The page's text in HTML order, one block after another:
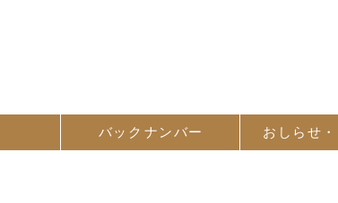
バック ナンバー おしらせ・